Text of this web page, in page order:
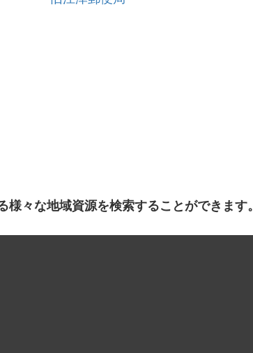
々な地域資源を検索することができます。